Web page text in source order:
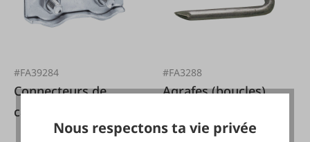
#FA39284
Connecteurs de
câble jusqu'à Ø 6
mm, acier
#FA3288
Agrafes (boucles)
Nous respectons ta vie privée